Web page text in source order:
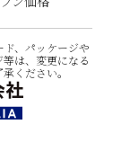
、パッケージや
は、変更になる
ください。